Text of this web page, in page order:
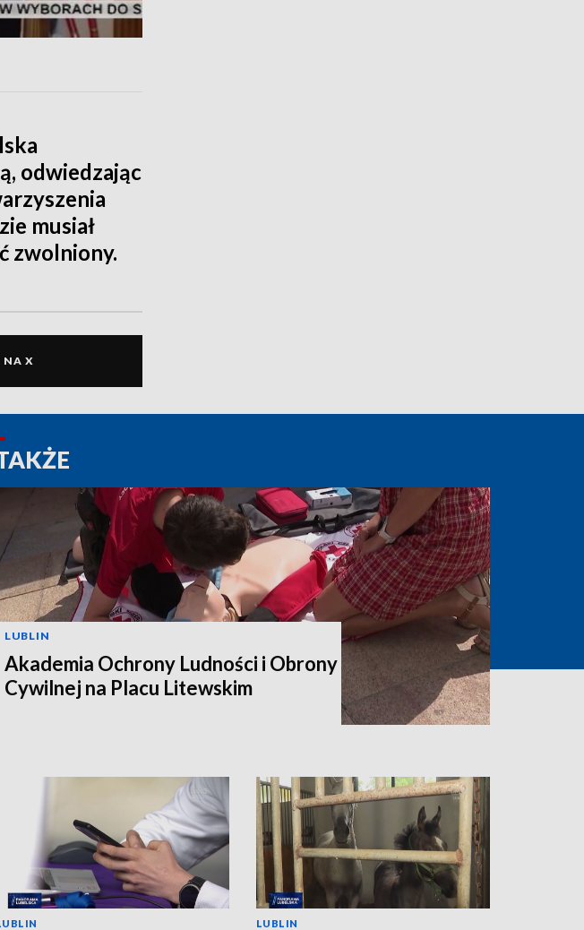
odwiedzając
musiał
zwolniony.
NA X
LUBLIN
Akademia Ochrony Ludności i Obrony
Cywilnej na Placu Litewskim
LUBLIN